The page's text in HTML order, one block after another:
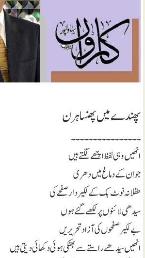
پھندے میں پھنسا ہرن
۔۔۔۔۔۔۔۔۔۔۔۔۔۔۔۔
انھیں وہی لفظ اچھے لگتے ہیں
جو ان کے دماغ میں دھری
طفلانہ نوٹ بک کے لکیر دار صفحے کی
سیدھی لائنوں پر لکھے گئے ہوں
بے لکیر صفحوں کی آزاد تحریریں
انھیں سیدھے راستے سے بھٹکی ہوئی دکھائی دیتی ہیں